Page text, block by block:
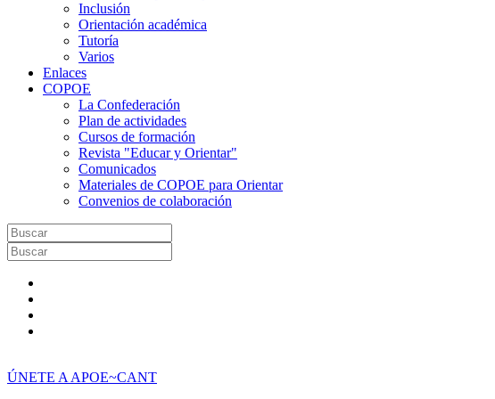
Inclusión
Orientación académica
Tutoría
Varios
Enlaces
COPOE
La Confederación
Plan de actividades
Cursos de formación
Revista "Educar y Orientar"
Comunicados
Materiales de COPOE para Orientar
Convenios de colaboración
ÚNETE A APOE~CANT